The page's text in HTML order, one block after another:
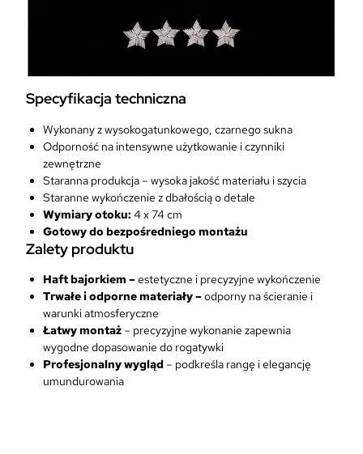
r
n
o
o
w
e
S
P
w
e
Specyfikacja techniczna
Wykonany z wysokogatunkowego, czarnego sukna
Odporność na intensywne użytkowanie i czynniki
zewnętrzne
Staranna produkcja – wysoka jakość materiału i szycia
Staranne wykończenie z dbałością o detale
Wymiary otoku: 4 x 74 cm
Gotowy do bezpośredniego montażu
Zalety produktu
Haft bajorkiem –estetyczne i precyzyjne wykończenie
Trwałe i odporne materiały –odporny na ścieranie i
warunki atmosferyczne
Łatwy montaż – precyzyjne wykonanie zapewnia
wygodne dopasowanie do rogatywki
Profesjonalny wygląd – podkreśla rangę i elegancję
umundurowania